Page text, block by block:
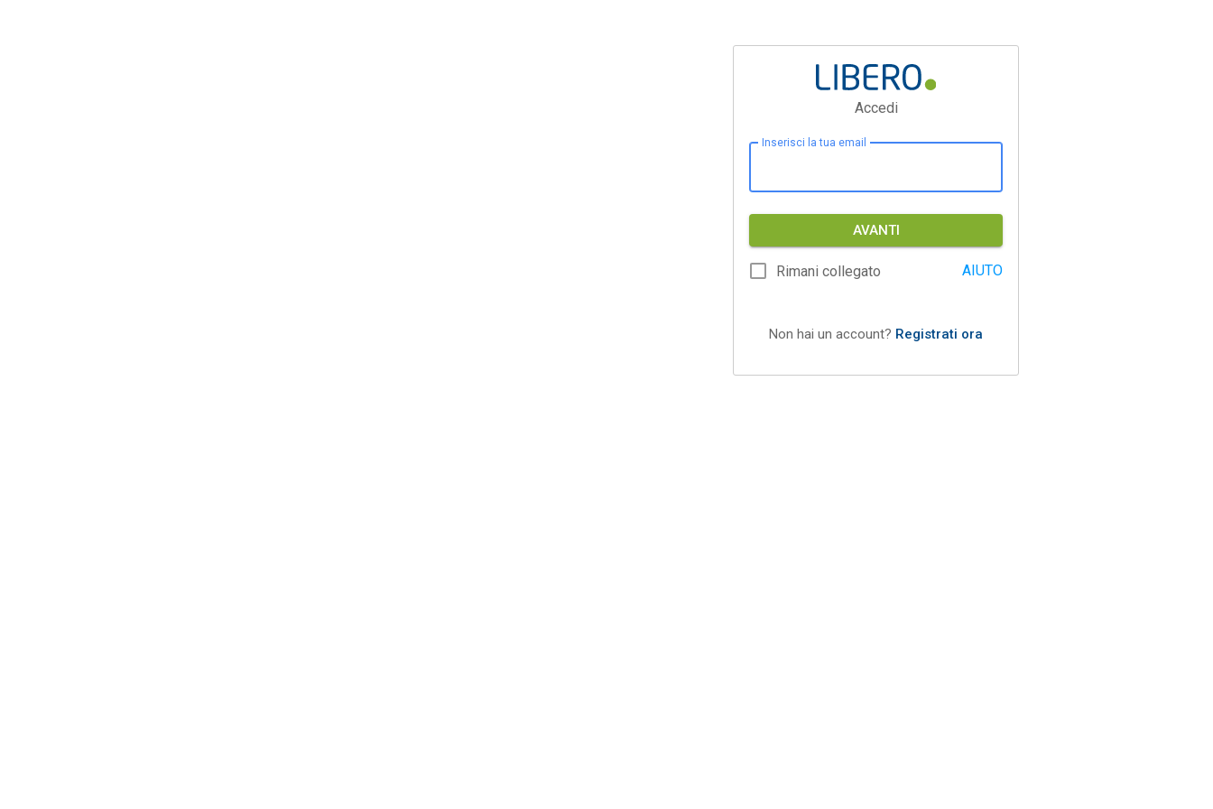
Accedi
Inserisci la tua email
AVANTI
Rimani collegato AIUTO
Non hai un account? Registrati ora